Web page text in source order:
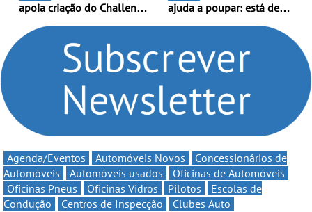
apoia criação do Challenge
compromisso com o
automobilismo nacional
continua em 2026
ajuda a poupar: está de
Volta” com descontos de
Agenda/Eventos Automóveis Novos
Concessionários de
Automóveis
Automóveis usados
Oficinas de Automóveis
Oficinas Pneus
Oficinas Vidros Pilotos
Escolas de
Condução
Centros de Inspecção Clubes Auto